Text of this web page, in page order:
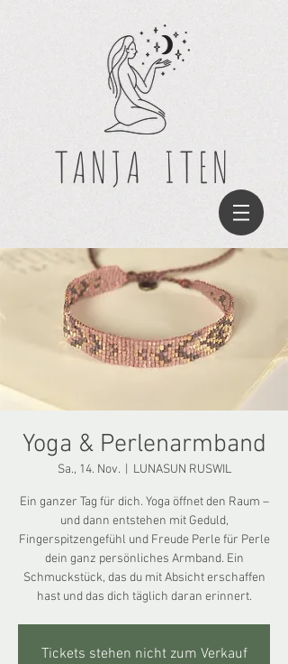
TANJA ITEN
Yoga & Perlenarmband
Sa., 14. Nov.
  |
LUNASUN RUSWIL
Ein ganzer Tag für dich. Yoga öffnet den Raum –
und dann entstehen mit Geduld,
Fingerspitzengefühl und Freude Perle für Perle
dein ganz persönliches Armband. Ein
Schmuckstück, das du mit Absicht erschaffen
hast und das dich täglich daran erinnert.
Tickets stehen nicht zum Verkauf